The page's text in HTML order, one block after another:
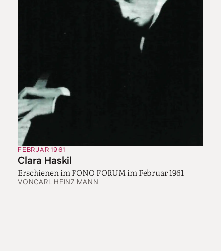
FEBRUAR 1961
Clara Haskil
Erschienen im FONO FORUM im Februar 1961
VONCARL HEINZ MANN